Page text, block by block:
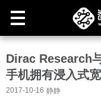
Dirac Research
手机拥有浸入式
2017-10-16 静静